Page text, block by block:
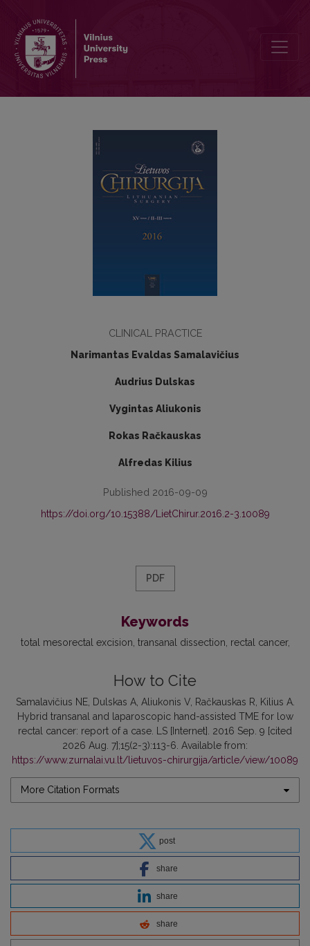
CLINICAL PRACTICE
Narimantas Evaldas Samalavičius
Audrius Dulskas
Vygintas Aliukonis
Rokas Račkauskas
Alfredas Kilius
Published 2016-09-09
https://doi.org/10.15388/LietChirur.2016.2-3.10089
PDF
Keywords
total mesorectal excision transanal dissection rectal cancer
How to Cite
Samalavičius NE, Dulskas A, Aliukonis V, Račkauskas R, Kilius A.
Hybrid transanal and laparoscopic hand-assisted TME for low
rectal cancer: report of a case. LS [Internet]. 2016 Sep. 9 [cited
2026 Aug. 7];15(2-3):113-6. Available from:
https://www.zurnalai.vu.lt/lietuvos-chirurgija/article/view/10089
More Citation Formats
post
share
share
share